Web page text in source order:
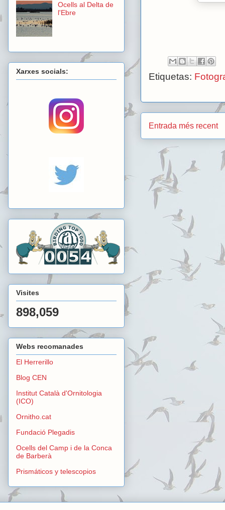
Etiquetas:
Entrada més recent
Ocells al Delta de
l'Ebre
Xarxes socials:
Visites
898,059
Webs recomanades
El Herrerillo
Blog CEN
Institut Català d'Ornitologia
(ICO)
Ornitho.cat
Fundació Plegadis
Ocells del Camp i de la Conca
de Barberà
Prismáticos y telescopios